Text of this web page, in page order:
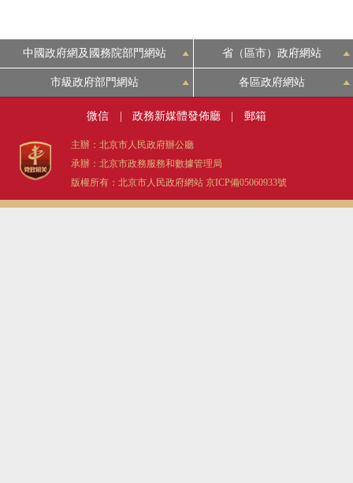
中國政府網及國務院部門網站 省（區市）政府網站
市級政府部門網站 各區政府網站
微信 政務新媒體發佈廳 郵箱
主辦：北京市人民政府辦公廳
承辦：北京市政務服務和數據管理局
版權所有：北京市人民政府網站 京ICP備05060933號